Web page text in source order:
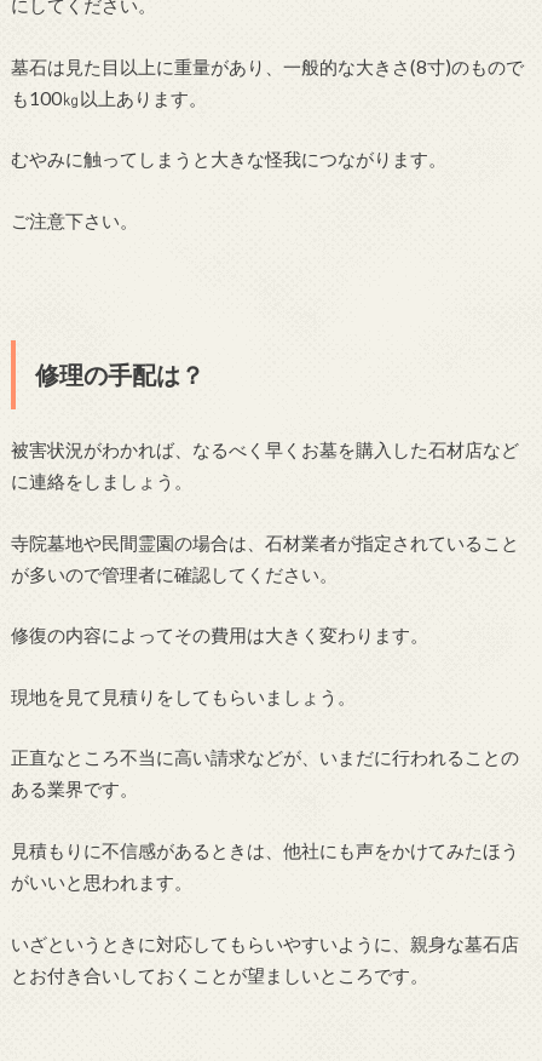
にしてください。
墓石は見た目以上に重量があり、一般的な大きさ(8寸)のもので
も100㎏以上あります。
むやみに触ってしまうと大きな怪我につながります。
ご注意下さい。
修理の手配は？
被害状況がわかれば、なるべく早くお墓を購入した石材店など
に連絡をしましょう。
寺院墓地や民間霊園の場合は、石材業者が指定されていること
が多いので管理者に確認してください。
修復の内容によってその費用は大きく変わります。
現地を見て見積りをしてもらいましょう。
正直なところ不当に高い請求などが、いまだに行われることの
ある業界です。
見積もりに不信感があるときは、他社にも声をかけてみたほう
がいいと思われます。
いざというときに対応してもらいやすいように、親身な墓石店
とお付き合いしておくことが望ましいところです。